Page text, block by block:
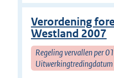
Verordening
Westland 2007
Regeling vervallen per